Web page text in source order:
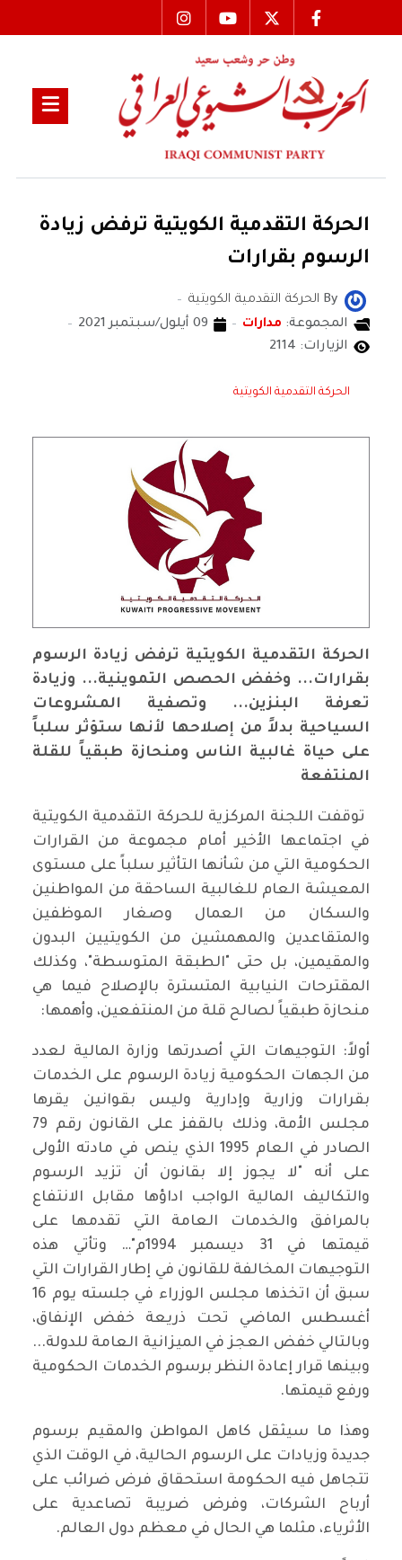
الحركة التقدمية الكويتية ترفض زيادة
الرسوم بقرارات
By الحركة التقدمية الكويتية
المجموعة: مدارات
09 أيلول/سبتمبر 2021
الزيارات: 2114
الحركة التقدمية الكويتية
الحركة التقدمية الكويتية ترفض زيادة الرسوم
بقرارات... وخفض الحصص التموينية... وزيادة
تعرفة البنزين... وتصفية المشروعات
السياحية بدلاً من إصلاحها لأنها ستؤثر سلباً
على حياة غالبية الناس ومنحازة طبقياً للقلة
المنتفعة
توقفت اللجنة المركزية للحركة التقدمية الكويتية
في اجتماعها الأخير أمام مجموعة من القرارات
الحكومية التي من شأنها التأثير سلباً على مستوى
المعيشة العام للغالبية الساحقة من المواطنين
والسكان من العمال وصغار الموظفين
والمتقاعدين والمهمشين من الكويتيين البدون
والمقيمين، بل حتى "الطبقة المتوسطة"، وكذلك
المقترحات النيابية المتسترة بالإصلاح فيما هي
منحازة طبقياً لصالح قلة من المنتفعين، وأهمها:
أولاً: التوجيهات التي أصدرتها وزارة المالية لعدد
من الجهات الحكومية زيادة الرسوم على الخدمات
بقرارات وزارية وإدارية وليس بقوانين يقرها
مجلس الأمة، وذلك بالقفز على القانون رقم 79
الصادر في العام 1995 الذي ينص في مادته الأولى
على أنه "لا يجوز إلا بقانون أن تزيد الرسوم
والتكاليف المالية الواجب اداؤها مقابل الانتفاع
بالمرافق والخدمات العامة التي تقدمها على
قيمتها في 31 ديسمبر 1994م"… وتأتي هذه
التوجيهات المخالفة للقانون في إطار القرارات التي
سبق أن اتخذها مجلس الوزراء في جلسته يوم 16
أغسطس الماضي تحت ذريعة خفض الإنفاق،
وبالتالي خفض العجز في الميزانية العامة للدولة...
وبينها قرار إعادة النظر برسوم الخدمات الحكومية
ورفع قيمتها.
وهذا ما سيثقل كاهل المواطن والمقيم برسوم
جديدة وزيادات على الرسوم الحالية، في الوقت الذي
تتجاهل فيه الحكومة استحقاق فرض ضرائب على
أرباح الشركات، وفرض ضريبة تصاعدية على
الأثرياء، مثلما هي الحال في معظم دول العالم.